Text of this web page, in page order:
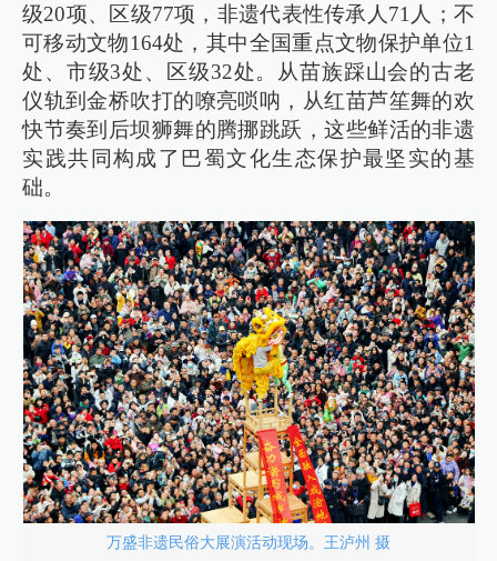
级20项、区级77项，非遗代表性传承人71人；不
可移动文物164处，其中全国重点文物保护单位1
处、市级3处、区级32处。从苗族踩山会的古老
仪轨到金桥吹打的嘹亮唢呐，从红苗芦笙舞的欢
快节奏到后坝狮舞的腾挪跳跃，这些鲜活的非遗
实践共同构成了巴蜀文化生态保护最坚实的基
础。
万盛非遗民俗大展演活动现场。王泸州 摄